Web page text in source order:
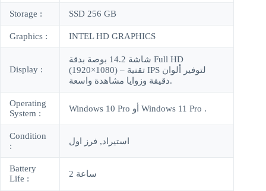
Storage : SSD 256 GB
Graphics : INTEL HD GRAPHICS
Display :
شاشة 14.2 بوصة بدقة Full HD
(1920×1080) – تقنية IPS لتوفير ألوان
دقيقة وزوايا مشاهدة واسعة.
Operating
System :
Windows 10 Pro أو Windows 11 Pro .
Condition
:
استيراد, فرز اول
Battery
Life :
2 ساعة